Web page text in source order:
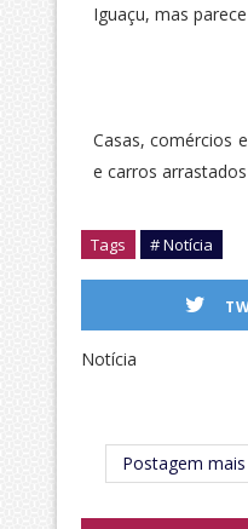
Iguaçu, mas
Casas, comércios
e carros
Tags # Notícia
Notícia
Postagem